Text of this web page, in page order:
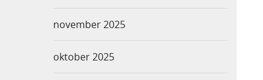
november 2025
oktober 2025